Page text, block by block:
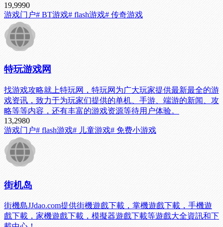
19,9990
游戏门户# BT游戏# flash游戏# 传奇游戏
特玩游戏网
找游戏攻略就上特玩网，特玩网为广大玩家提供最新最全的游
戏资讯，致力于为玩家们提供的单机、手游、端游的新闻、攻
略等等内容，还有丰富的游戏资源等待用户体验。
13,2980
游戏门户# flash游戏# 儿童游戏# 免费小游戏
街机岛
街機島JJdao.com提供街機遊戲下載，掌機遊戲下載，手機遊
戲下載，家機遊戲下載，模擬器遊戲下載等遊戲大全資訊和下